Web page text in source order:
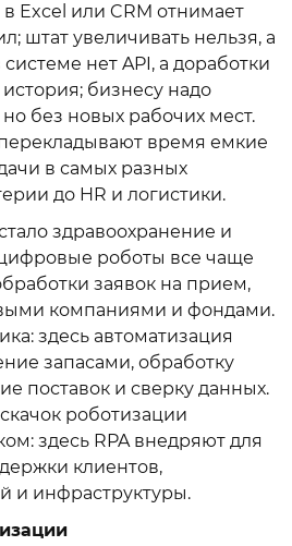
Excel или CRM отнимает
штат увеличивать нельзя, а
нет API, а доработки
бизнесу надо
без новых рабочих мест.
время емкие
в самых разных
до HR и логистики.
здравоохранение и
роботы все чаще
заявок на прием,
компаниями и фондами.
здесь автоматизация
запасами, обработку
поставок и сверку данных.
роботизации
здесь RPA внедряют для
клиентов,
и инфраструктуры.